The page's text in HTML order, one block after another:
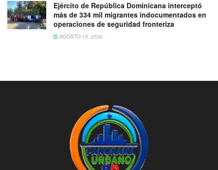
Ejército de República Dominicana interceptó
más de 334 mil migrantes indocumentados en
operaciones de seguridad fronteriza
AGOSTO 10, 2026